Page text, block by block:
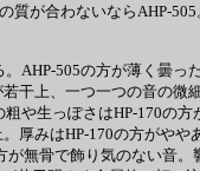
が合わないならAHP-505
AHP-505の方が薄く曇
干上、一つ一つの音の微
生っぽさはHP-170の
みはHP-170の方がや
無骨で飾り気のない音